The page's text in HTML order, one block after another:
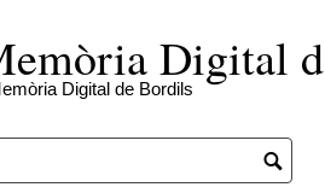
Digital
Digital de Bordils